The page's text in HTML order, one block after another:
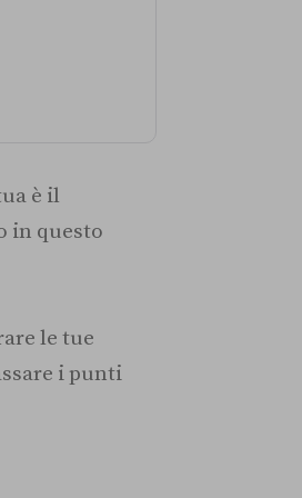
è il
in questo
le tue
i punti